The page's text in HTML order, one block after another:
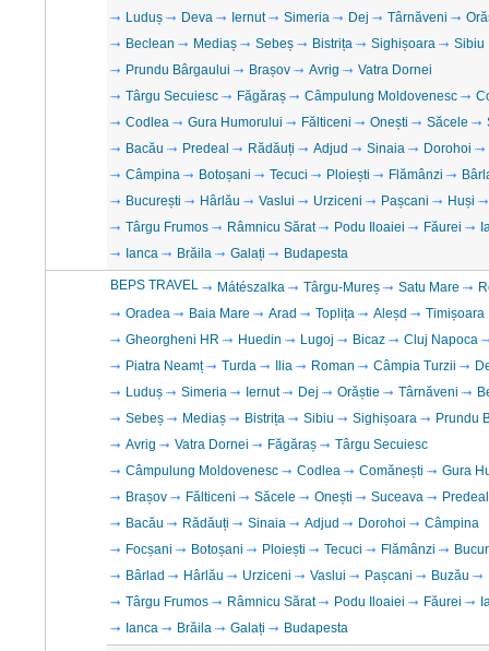
Luduș
Deva Iernut Simeria Dej Târnăveni
Beclean
Mediaș Sebeș Bistrița Sighișoara
Sibiu
Prundu Bârgaului
Brașov Avrig
Vatra Dornei
Târgu Secuiesc
Făgăraș Câmpulung Moldovenesc
Codlea
Gura Humorului Fălticeni Onești Săcele
Bacău
Predeal Rădăuți Adjud Sinaia
Dorohoi
Câmpina
Botoșani Tecuci Ploiești Flămânzi
București
Hârlău Vaslui Urziceni Pașcani
Huși
Târgu Frumos
Râmnicu Sărat Podu Iloaiei Făurei
Ianca
Brăila Galați Budapesta
BEPS TRAVEL Mátészalka Târgu-Mureș Satu Mare
Oradea
Baia Mare Arad Toplița Aleșd
Timișoara
Gheorgheni HR
Huedin Lugoj Bicaz
Cluj Napoca
Piatra Neamț
Turda Ilia Roman Câmpia Turzii
Luduș
Simeria Iernut Dej Orăștie Târnăveni
Sebeș
Mediaș Bistrița Sibiu Sighișoara
Prundu
Avrig
Vatra Dornei Făgăraș
Târgu Secuiesc
Câmpulung Moldovenesc
Codlea Comănești
Gura
Brașov
Fălticeni Săcele Onești Suceava
Predeal
Bacău
Rădăuți Sinaia Adjud Dorohoi
Câmpina
Focșani
Botoșani Ploiești Tecuci Flămânzi
Bârlad
Hârlău Urziceni Vaslui Pașcani Buzău
Târgu Frumos
Râmnicu Sărat Podu Iloaiei Făurei
Ianca
Brăila Galați Budapesta